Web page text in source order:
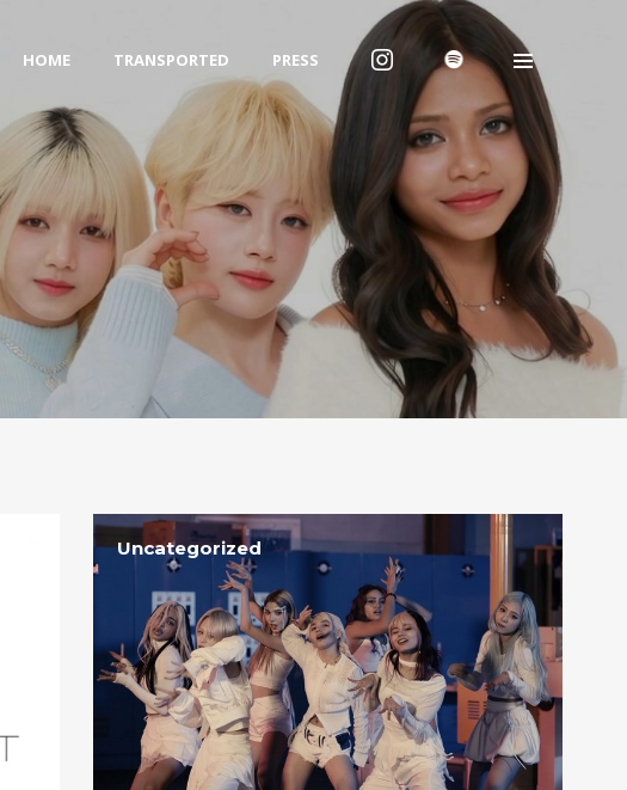
Archives
2026년 1월
2025년 12월
2025년 7월
Categories
We are Decibel
We’re a rock band from NYC. Vestibulum
facilisis, purus nec pulvinar iaculis, ligula
HOME TRANSPORTED PRESS
Uncategorized